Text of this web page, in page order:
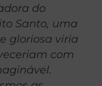
do
Santo, uma
gloriosa viria
com